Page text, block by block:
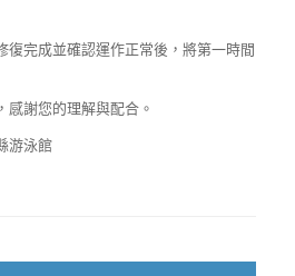
復完成並確認運作正常後，將第一時間
感謝您的理解與配合。
游泳館